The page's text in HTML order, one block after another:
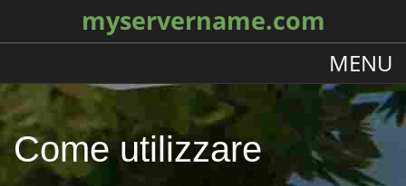
myservername.com
MENU
Come utilizzare